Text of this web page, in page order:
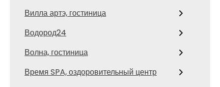
Вилла артэ, гостиница
Водород24
Волна, гостиница
Время SPA, оздоровительный центр